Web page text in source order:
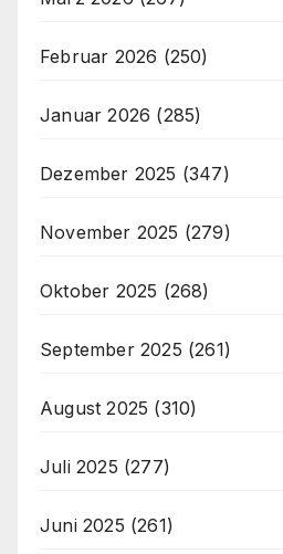
Februar 2026 (250)
Januar 2026 (285)
Dezember 2025 (347)
November 2025 (279)
Oktober 2025 (268)
September 2025 (261)
August 2025 (310)
Juli 2025 (277)
Juni 2025 (261)